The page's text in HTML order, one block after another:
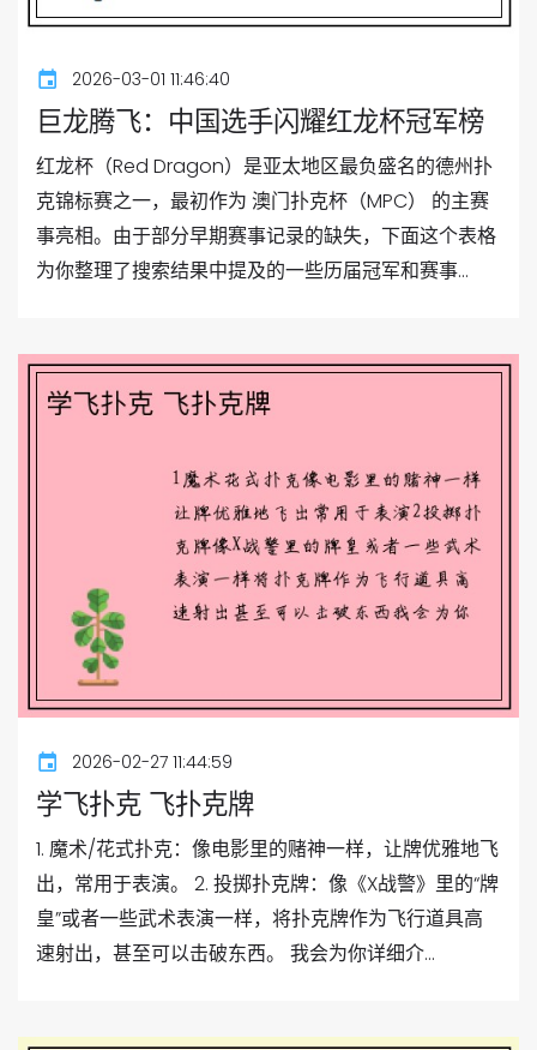
2026-03-01 11:46:40
巨龙腾飞：中国选手闪耀红龙杯冠军榜
红龙杯（Red Dragon）是亚太地区最负盛名的德州扑
克锦标赛之一，最初作为 澳门扑克杯（MPC） 的主赛
事亮相。由于部分早期赛事记录的缺失，下面这个表格
为你整理了搜索结果中提及的一些历届冠军和赛事...
2026-02-27 11:44:59
学飞扑克 飞扑克牌
1. 魔术/花式扑克：像电影里的赌神一样，让牌优雅地飞
出，常用于表演。 2. 投掷扑克牌：像《X战警》里的“牌
皇”或者一些武术表演一样，将扑克牌作为飞行道具高
速射出，甚至可以击破东西。 我会为你详细介...